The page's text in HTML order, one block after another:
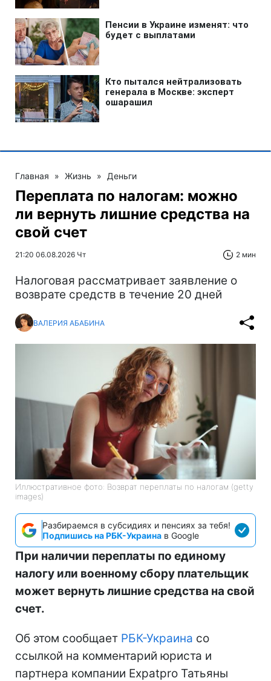
Главная » Жизнь » Деньги
Переплата по налогам: можно
ли вернуть лишние средства на
свой счет
21:20 06.08.2026 Чт 2 мин
Налоговая рассматривает заявление о
возврате средств в течение 20 дней
ВАЛЕРИЯ АБАБИНА
Иллюстративное фото: Возврат переплаты по налогам (getty
images)
Разбираемся в субсидиях и пенсиях за тебя!
Подпишись на РБК-Украина в Google
При наличии переплаты по единому
налогу или военному сбору плательщик
может вернуть лишние средства на свой
счет.
Об этом сообщает РБК-Украина со
ссылкой на комментарий юриста и
партнера компании Expatpro Татьяны